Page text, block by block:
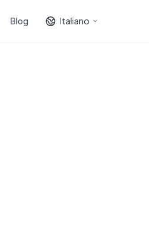
Blog Italiano